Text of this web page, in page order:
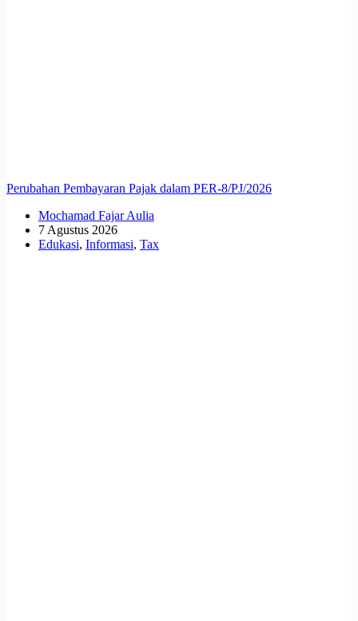
Perubahan Pembayaran Pajak dalam PER-8/PJ/2026
Mochamad Fajar Aulia
7 Agustus 2026
Edukasi, Informasi, Tax